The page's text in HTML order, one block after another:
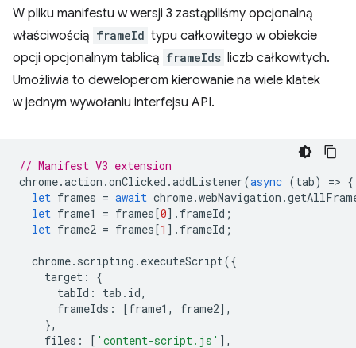
W pliku manifestu w wersji 3 zastąpiliśmy opcjonalną
właściwością frameId typu całkowitego w obiekcie
opcji opcjonalnym tablicą frameIds liczb całkowitych.
Umożliwia to deweloperom kierowanie na wiele klatek
w jednym wywołaniu interfejsu API.
// Manifest V3 extension
chrome.action .onClicked .addListener(async (tab) => {
let frames = await chrome.webNavigation .
let frame1 = frames[0]. frameId ;
let frame2 = frames[1 ]. frameId ;
chrome. scripting . executeScript({
target :
{
tabId : tab . id,
frameIds : [frame1 , frame2],
},
files : [ 'content-script.js' ],